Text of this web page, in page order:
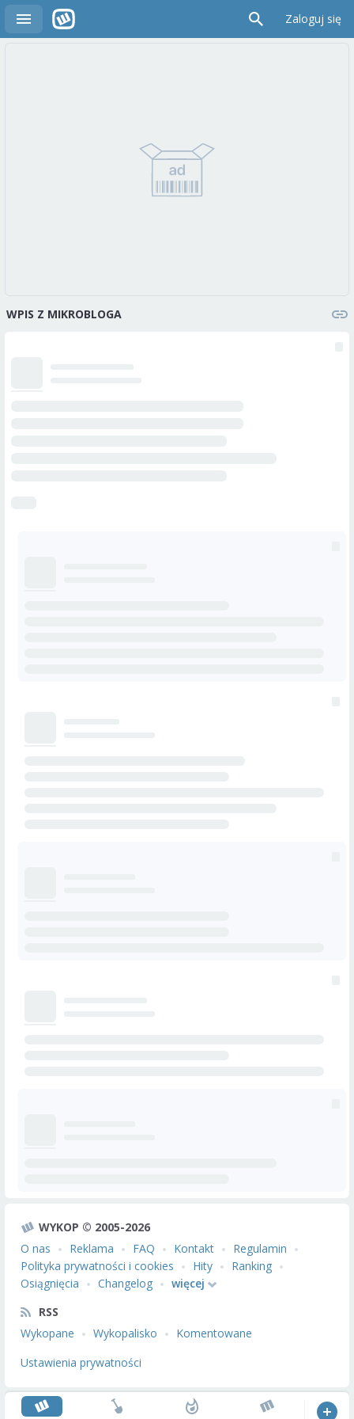
Zaloguj się
WPIS Z MIKROBLOGA
WYKOP © 2005-2026
O nas
Reklama FAQ Kontakt
Regulamin
Polityka prywatności i cookies
Hity
Ranking
Osiągnięcia
Changelog
więcej
RSS
Wykopane
Wykopalisko
Komentowane
Ustawienia prywatności